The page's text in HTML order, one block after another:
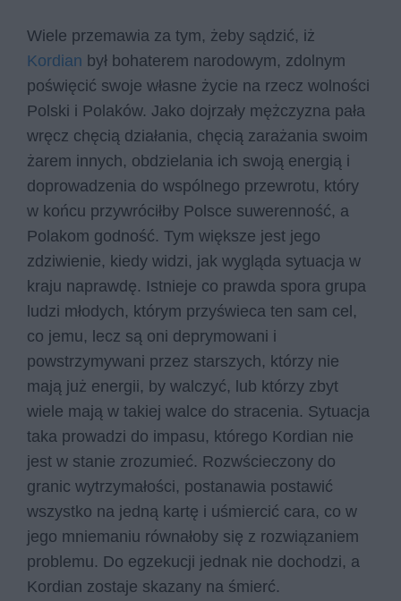
Wiele przemawia za tym, żeby sądzić, iż
Kordian był bohaterem narodowym, zdolnym
poświęcić swoje własne życie na rzecz wolności
Polski i Polaków. Jako dojrzały mężczyzna pała
wręcz chęcią działania, chęcią zarażania swoim
żarem innych, obdzielania ich swoją energią i
doprowadzenia do wspólnego przewrotu, który
w końcu przywróciłby Polsce suwerenność, a
Polakom godność. Tym większe jest jego
zdziwienie, kiedy widzi, jak wygląda sytuacja w
kraju naprawdę. Istnieje co prawda spora grupa
ludzi młodych, którym przyświeca ten sam cel,
co jemu, lecz są oni deprymowani i
powstrzymywani przez starszych, którzy nie
mają już energii, by walczyć, lub którzy zbyt
wiele mają w takiej walce do stracenia. Sytuacja
taka prowadzi do impasu, którego Kordian nie
jest w stanie zrozumieć. Rozwścieczony do
granic wytrzymałości, postanawia postawić
wszystko na jedną kartę i uśmiercić cara, co w
jego mniemaniu równałoby się z rozwiązaniem
problemu. Do egzekucji jednak nie dochodzi, a
Kordian zostaje skazany na śmierć.